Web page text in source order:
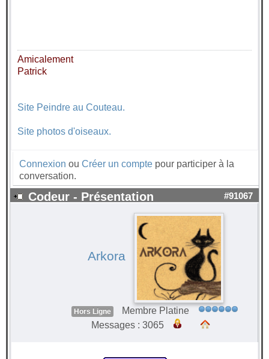
Amicalement
Patrick
Site Peindre au Couteau.
Site photos d'oiseaux.
Connexion ou Créer un compte pour participer à la
conversation.
Codeur - Présentation #91067
Arkora
Hors Ligne
Membre Platine
Messages : 3065